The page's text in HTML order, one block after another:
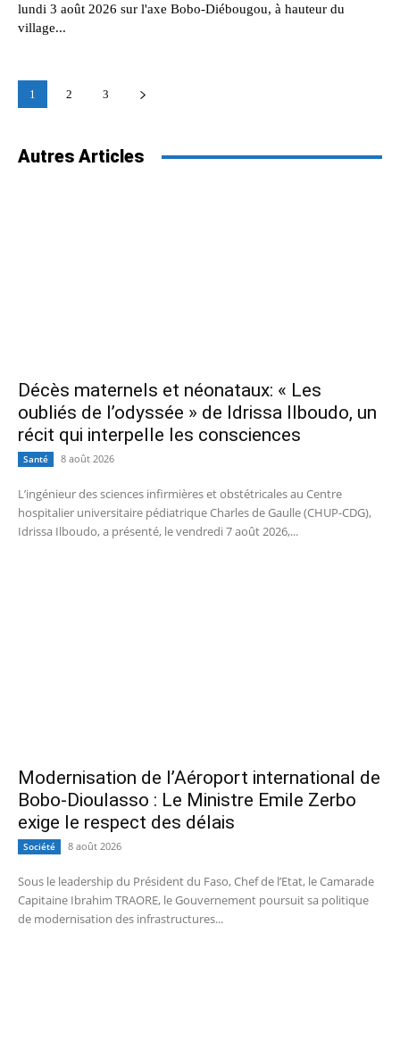
lundi 3 août 2026 sur l'axe Bobo-Diébougou, à hauteur du
village...
1 2 3
Autres Articles
Décès maternels et néonataux: « Les
oubliés de l’odyssée » de Idrissa Ilboudo, un
récit qui interpelle les consciences
Santé 8 août 2026
L’ingénieur des sciences infirmières et obstétricales au Centre
hospitalier universitaire pédiatrique Charles de Gaulle (CHUP-CDG),
Idrissa Ilboudo, a présenté, le vendredi 7 août 2026,...
Modernisation de l’Aéroport international de
Bobo-Dioulasso : Le Ministre Emile Zerbo
exige le respect des délais
Société 8 août 2026
Sous le leadership du Président du Faso, Chef de l’Etat, le Camarade
Capitaine Ibrahim TRAORE, le Gouvernement poursuit sa politique
de modernisation des infrastructures...